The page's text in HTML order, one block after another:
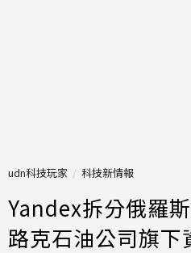
udn科技玩家 科技新情報
Yandex拆分俄羅
路克石油公司旗下